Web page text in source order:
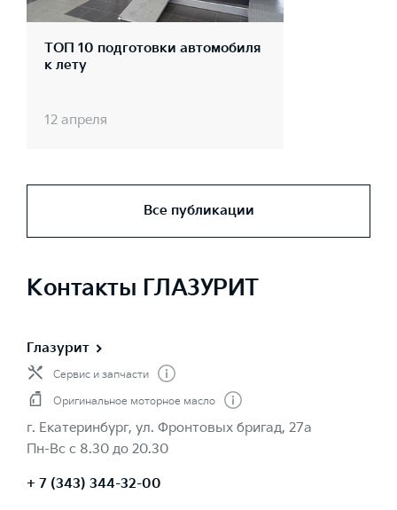
ТОП 10 подготовки автомобиля
к лету
12 апреля
Все публикации
Контакты ГЛАЗУРИТ
Глазурит
Сервис и запчасти
Оригинальное моторное масло
г. Екатеринбург, ул. Фронтовых бригад, 27а
Пн-Вс с 8.30 до 20.30
+ 7 (343) 344-32-00